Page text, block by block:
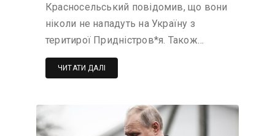
Красносельський повідомив, що вони
ніколи не нападуть на Україну з
теритирої Придністров*я. Також…
ЧИТАТИ ДАЛІ